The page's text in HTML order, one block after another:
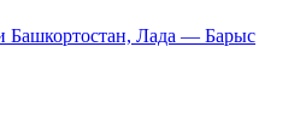
Башкортостан, Лада — Барыс